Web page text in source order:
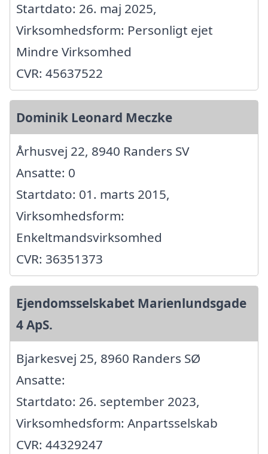
Startdato: 26. maj 2025,
Virksomhedsform: Personligt ejet
Mindre Virksomhed
CVR: 45637522
Dominik Leonard Meczke
Århusvej 22, 8940 Randers SV
Ansatte: 0
Startdato: 01. marts 2015,
Virksomhedsform:
Enkeltmandsvirksomhed
CVR: 36351373
Ejendomsselskabet Marienlundsgade
4 ApS.
Bjarkesvej 25, 8960 Randers SØ
Ansatte:
Startdato: 26. september 2023,
Virksomhedsform: Anpartsselskab
CVR: 44329247